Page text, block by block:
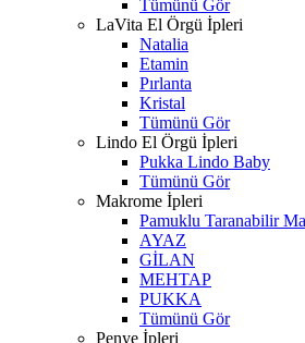
Tümünü Gör
LaVita El Örgü İpleri
Natalia
Etamin
Pırlanta
Kristal
Tümünü Gör
Lindo El Örgü İpleri
Pukka Lindo Baby
Tümünü Gör
Makrome İpleri
Pamuklu Taranabilir
AYAZ
GİLAN
MEHTAP
PUKKA
Tümünü Gör
Penye İpleri